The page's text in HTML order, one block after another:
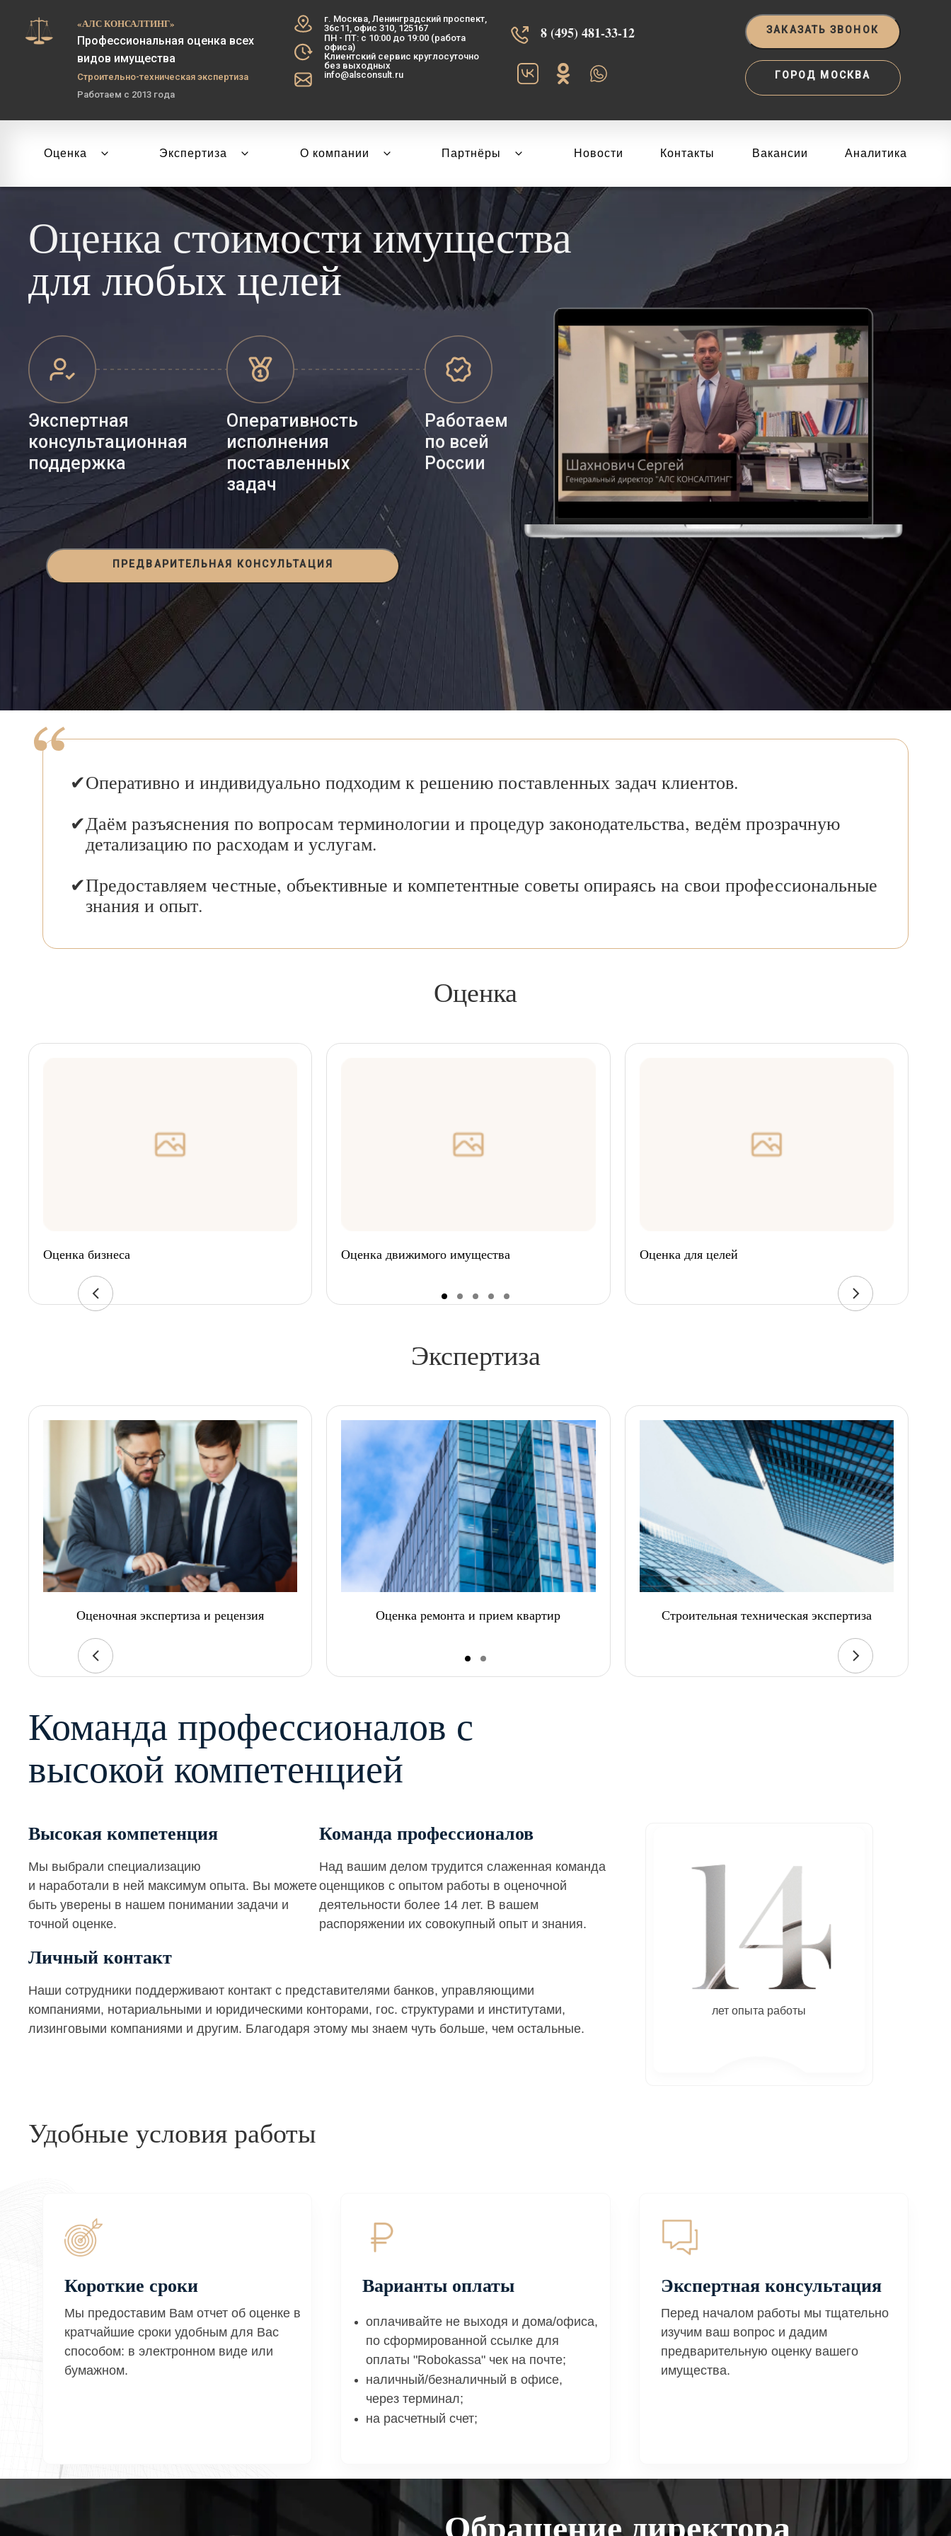
«АЛС КОНСАЛТИНГ»
Профессиональная оценка всех
видов имущества
Строительно-техническая экспертиза
Работаем с 2013 года
г. Москва, Ленинградский проспект,
36с11, офис 310, 125167
ПН - ПТ: с 10:00 до 19:00 (работа
офиса)
Клиентский сервис круглосуточно
без выходных
info@alsconsult.ru
8 (495) 481-33-12‬‬ ЗАКАЗАТЬ ЗВОНОК
ГОРОД МОСКВА
Оценка Экспертиза О компании Партнёры Новости Контакты Вакансии Аналитика
Оценка стоимости имущества
для любых целей
Экспертная
консультационная
поддержка
Оперативность
исполнения
поставленных
задач
Работаем
по всей
России
ПРЕДВАРИТЕЛЬНАЯ КОНСУЛЬТАЦИЯ
Оперативно и индивидуально подходим к решению поставленных задач клиентов.
Даём разъяснения по вопросам терминологии и процедур законодательства, ведём прозрачную
детализацию по расходам и услугам.
Предоставляем честные, объективные и компетентные советы опираясь на свои профессиональные
знания и опыт.
Оценка
Оценка бизнеса Оценка движимого имущества Оценка для целей
Экспертиза
Оценочная экспертиза и рецензия Оценка ремонта и прием квартир Строительная техническая экспертиза
Команда профессионалов с
высокой компетенцией
Высокая компетенция
Мы выбрали специализацию
и наработали в ней максимум опыта. Вы можете
быть уверены в нашем понимании задачи и
точной оценке.
Команда профессионалов
Над вашим делом трудится слаженная команда
оценщиков с опытом работы в оценочной
деятельности более 14 лет. В вашем
распоряжении их совокупный опыт и знания.
Личный контакт
Наши сотрудники поддерживают контакт с представителями банков, управляющими
компаниями, нотариальными и юридическими конторами, гос. структурами и институтами,
лизинговыми компаниями и другим. Благодаря этому мы знаем чуть больше, чем остальные.
лет опыта работы
Удобные условия работы
Короткие сроки
Мы предоставим Вам отчет об оценке в
кратчайшие сроки удобным для Вас
способом: в электронном виде или
бумажном.
Варианты оплаты
оплачивайте не выходя и дома/офиса,
по сформированной ссылке для
оплаты "Robokassa" чек на почте;
наличный/безналичный в офисе,
через терминал;
на расчетный счет;
Экспертная консультация
Перед началом работы мы тщательно
изучим ваш вопрос и дадим
предварительную оценку вашего
имущества.
Обращение директора